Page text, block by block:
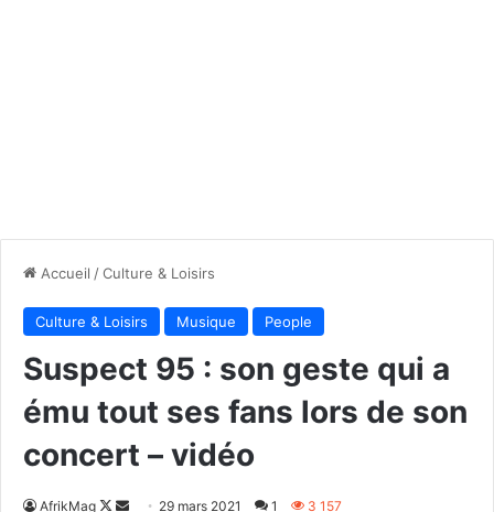
Accueil /Culture & Loisirs
Culture & Loisirs Musique People
Suspect 95 : son geste qui a
ému tout ses fans lors de son
concert – vidéo
AfrikMag
Follow
Envoyer29 mars 2021 1 3 157